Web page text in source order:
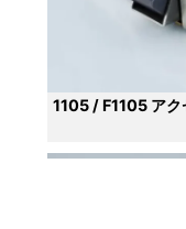
1105 / F1105 アク